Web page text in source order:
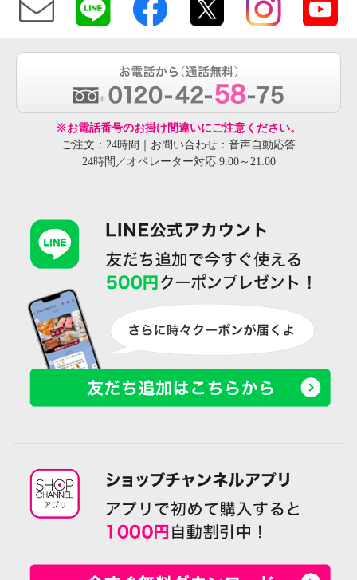
※お電話番号のお掛け間違いにご注意ください。
ご注文：24時間｜お問い合わせ：音声自動応答
24時間／オペレーター対応 9:00～21:00